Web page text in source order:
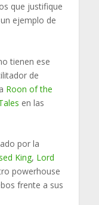
que justifique
ejemplo de
tienen ese
de
Roon of the
en las
por la
King, Lord
powerhouse
frente a sus